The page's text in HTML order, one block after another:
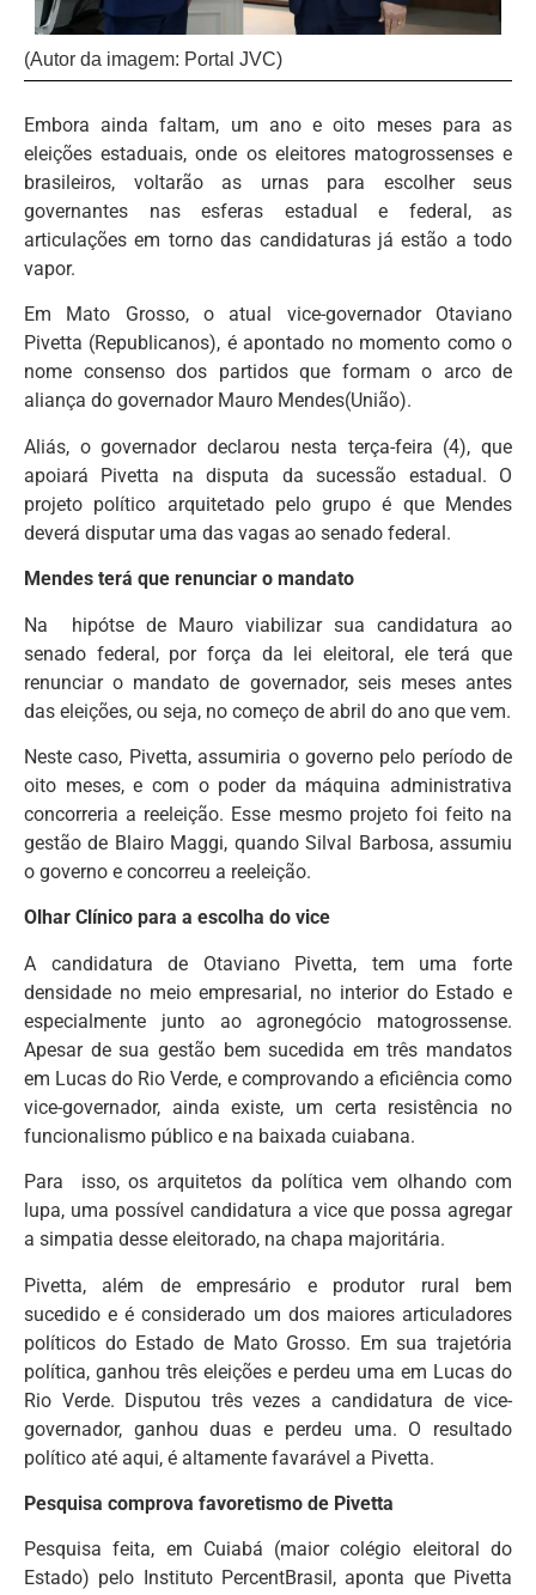
(Autor da imagem: Portal JVC)
Embora ainda faltam, um ano e oito meses para as
eleições estaduais, onde os eleitores matogrossenses e
brasileiros, voltarão as urnas para escolher seus
governantes nas esferas estadual e federal, as
articulações em torno das candidaturas já estão a todo
vapor.
Em Mato Grosso, o atual vice-governador Otaviano
Pivetta (Republicanos), é apontado no momento como o
nome consenso dos partidos que formam o arco de
aliança do governador Mauro Mendes(União).
Aliás, o governador declarou nesta terça-feira (4), que
apoiará Pivetta na disputa da sucessão estadual. O
projeto político arquitetado pelo grupo é que Mendes
deverá disputar uma das vagas ao senado federal.
Mendes terá que renunciar o mandato
Na hipótse de Mauro viabilizar sua candidatura ao
senado federal, por força da lei eleitoral, ele terá que
renunciar o mandato de governador, seis meses antes
das eleições, ou seja, no começo de abril do ano que vem.
Neste caso, Pivetta, assumiria o governo pelo período de
oito meses, e com o poder da máquina administrativa
concorreria a reeleição. Esse mesmo projeto foi feito na
gestão de Blairo Maggi, quando Silval Barbosa, assumiu
o governo e concorreu a reeleição.
Olhar Clínico para a escolha do vice
A candidatura de Otaviano Pivetta, tem uma forte
densidade no meio empresarial, no interior do Estado e
especialmente junto ao agronegócio matogrossense.
Apesar de sua gestão bem sucedida em três mandatos
em Lucas do Rio Verde, e comprovando a eficiência como
vice-governador, ainda existe, um certa resistência no
funcionalismo público e na baixada cuiabana.
Para isso, os arquitetos da política vem olhando com
lupa, uma possível candidatura a vice que possa agregar
a simpatia desse eleitorado, na chapa majoritária.
Pivetta, além de empresário e produtor rural bem
sucedido e é considerado um dos maiores articuladores
políticos do Estado de Mato Grosso. Em sua trajetória
política, ganhou três eleições e perdeu uma em Lucas do
Rio Verde. Disputou três vezes a candidatura de vice-
governador, ganhou duas e perdeu uma. O resultado
político até aqui, é altamente favarável a Pivetta.
Pesquisa comprova favoretismo de Pivetta
Pesquisa feita, em Cuiabá (maior colégio eleitoral do
Estado) pelo Instituto PercentBrasil, aponta que Pivetta